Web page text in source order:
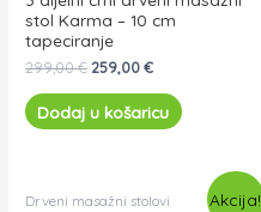
stol Karma – 10 cm
tapeciranje
299,00€ 259,00€
Dodaj u košaricu
Akcija!
Drveni masažni stolovi